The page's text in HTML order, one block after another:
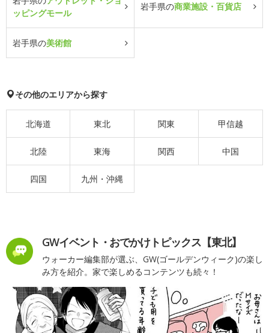
ッピングモール
岩手県の商業施設・百貨店
岩手県の美術館
その他のエリアから探す
北海道 東北 関東 甲信越
北陸 東海 関西 中国
四国 九州・沖縄
GWイベント・おでかけトピックス【東北】
ウォーカー編集部が選ぶ、GW(ゴールデンウィーク)の楽し
み方を紹介。家で楽しめるコンテンツも続々！